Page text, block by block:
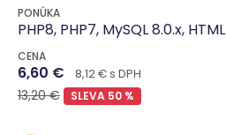
PONÚKA
PHP8, PHP7, MySQL 8.0.x, HTML
CENA
6,60 € 8,12 € s DPH
13,20 € SLEVA 50 %